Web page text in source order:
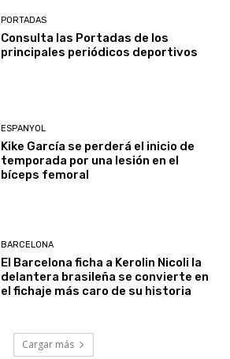
PORTADAS
Consulta las Portadas de los
principales periódicos deportivos
ESPANYOL
Kike García se perderá el inicio de
temporada por una lesión en el
bíceps femoral
BARCELONA
El Barcelona ficha a Kerolin Nicoli la
delantera brasileña se convierte en
el fichaje más caro de su historia
Cargar más